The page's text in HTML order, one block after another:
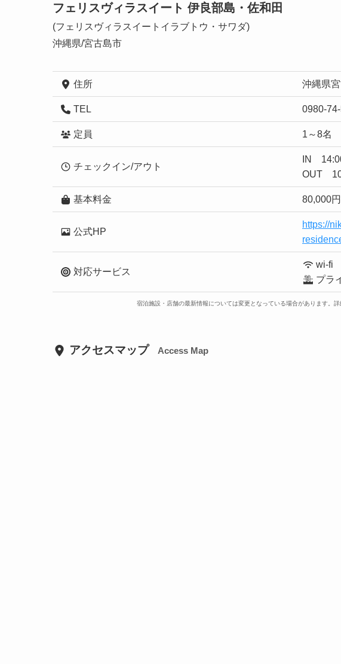
フェリスヴィラスイート 伊良部島・佐和田
(フェリスヴィラスイートイラブトウ・サワダ)
沖縄県/宮古島市
住所 沖縄県
TEL 0980-
定員 1～8名
チェックイン/アウト
IN
OUT
基本料金 80,000
公式HP
https://
対応サービス
wi-
プラ
宿泊施設・店舗の最新情報については変更となっている場合があります。
アクセスマップ Access Map